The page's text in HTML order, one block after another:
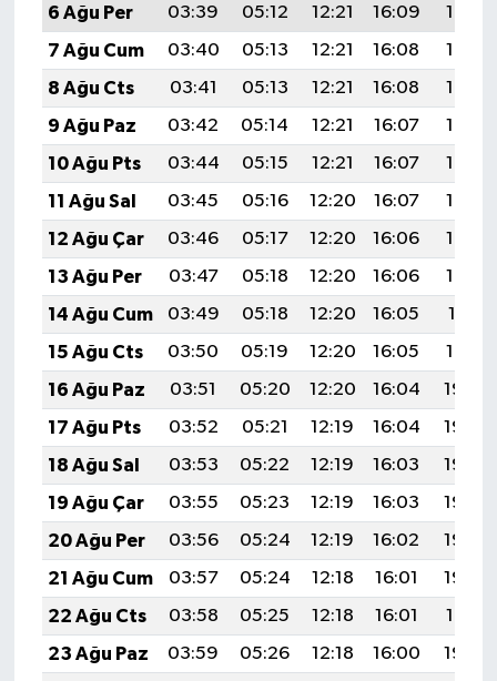
6 Ağu Per
03:39 05:12 12:21 16:09
19:21
7 Ağu Cum
03:40 05:13 12:21 16:08
19:19
8 Ağu Cts
03:41 05:13 12:21 16:08
19:18
9 Ağu Paz
03:42 05:14 12:21 16:07
19:17
10 Ağu Pts
03:44 05:15 12:21 16:07
19:16
11 Ağu Sal
03:45 05:16 12:20 16:07
19:15
12 Ağu Çar
03:46 05:17 12:20 16:06
19:14
13 Ağu Per
03:47 05:18 12:20 16:06
19:13
14 Ağu Cum
03:49 05:18 12:20 16:05
19:11
15 Ağu Cts
03:50 05:19 12:20 16:05
19:10
16 Ağu Paz
03:51 05:20 12:20 16:04
19:09
17 Ağu Pts
03:52 05:21 12:19 16:04
19:08
18 Ağu Sal
03:53 05:22 12:19 16:03
19:06
19 Ağu Çar
03:55 05:23 12:19 16:03
19:05
20 Ağu Per
03:56 05:24 12:19 16:02
19:04
21 Ağu Cum
03:57 05:24 12:18 16:01
19:03
22 Ağu Cts
03:58 05:25 12:18 16:01
19:01
23 Ağu Paz
03:59 05:26 12:18 16:00
19:00